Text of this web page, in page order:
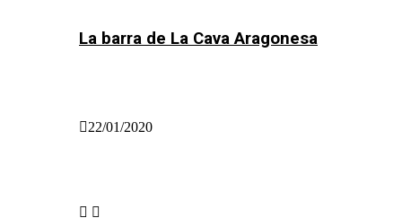
La barra de La Cava Aragonesa
22/01/2020